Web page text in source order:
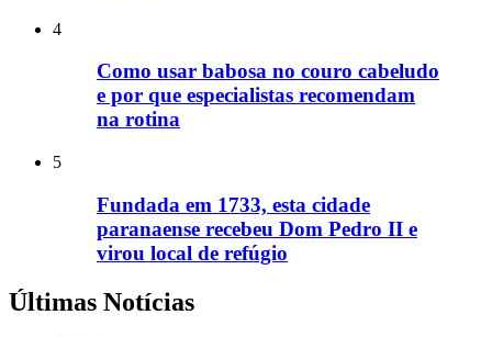
4
Como usar babosa no couro cabeludo
e por que especialistas recomendam
na rotina
5
Fundada em 1733, esta cidade
paranaense recebeu Dom Pedro II e
virou local de refúgio
Últimas Notícias